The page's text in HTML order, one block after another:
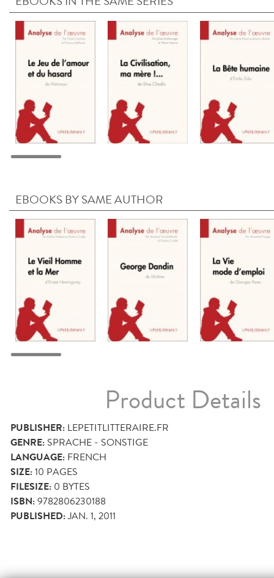
EBOOKS BY SAME AUTHOR
Product Details
PUBLISHER: LEPETITLITTERAIRE.FR
GENRE: SPRACHE - SONSTIGE
LANGUAGE: FRENCH
SIZE:10 PAGES
FILESIZE: 0 BYTES
ISBN:9782806230188
PUBLISHED:JAN. 1, 2011